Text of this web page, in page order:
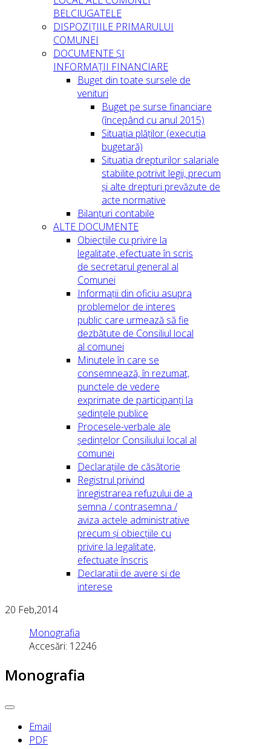
BELCIUGATELE
DISPOZIȚIILE PRIMARULUI
COMUNEI
DOCUMENTE ȘI
INFORMAȚII FINANCIARE
Buget din toate sursele de
venituri
Buget pe surse financiare
(începând cu anul 2015)
Situația plăților (execuția
bugetară)
Situatia drepturilor salariale
stabilite potrivit legii, precum
și alte drepturi prevăzute de
acte normative
Bilanțuri contabile
ALTE DOCUMENTE
Obiecțiile cu privire la
legalitate, efectuate în scris
de secretarul general al
Comunei
Informații din oficiu asupra
problemelor de interes
public care urmează să fie
dezbătute de Consiliul local
al comunei
Minutele în care se
consemnează, în rezumat,
punctele de vedere
exprimate de participanți la
ședințele publice
Procesele-verbale ale
ședințelor Consiliului local al
comunei
Declarațiile de căsătorie
Registrul privind
înregistrarea refuzului de a
semna / contrasemna /
aviza actele administrative
precum și obiecțiile cu
privire la legalitate,
efectuate înscris
Declaratii de avere si de
interese
20 Feb,2014
Monografia
Accesări: 12246
Monografia
Email
PDF